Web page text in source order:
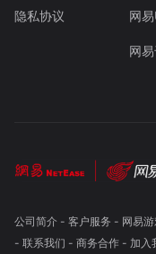
隐私协议 网
网
公司简介- 客户服务 - 网易
- 联系我们 - 商务合作- 加入